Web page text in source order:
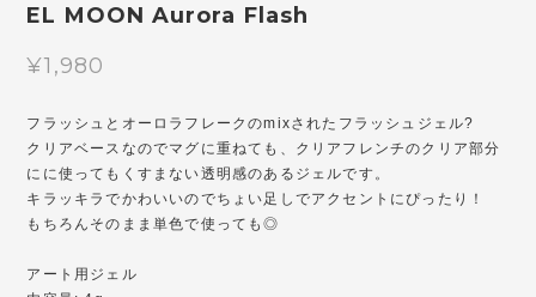
EL MOON Aurora Flash
¥1,980
フラッシュとオーロラフレークのmixされたフラッシュジェル?
クリアベースなのでマグに重ねても、クリアフレンチのクリア部分
にに使ってもくすまない透明感のあるジェルです。
キラッキラでかわいいのでちょい足しでアクセントにぴったり！
もちろんそのまま単色で使っても◎
アート用ジェル